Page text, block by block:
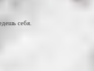
себя.